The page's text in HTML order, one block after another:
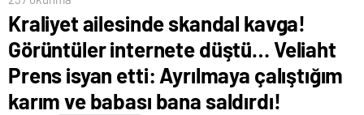
Kraliyet ailesinde skandal kavga!
Görüntüler internete düştü… Veliaht
Prens isyan etti: Ayrılmaya çalıştığım
karım ve babası bana saldırdı!